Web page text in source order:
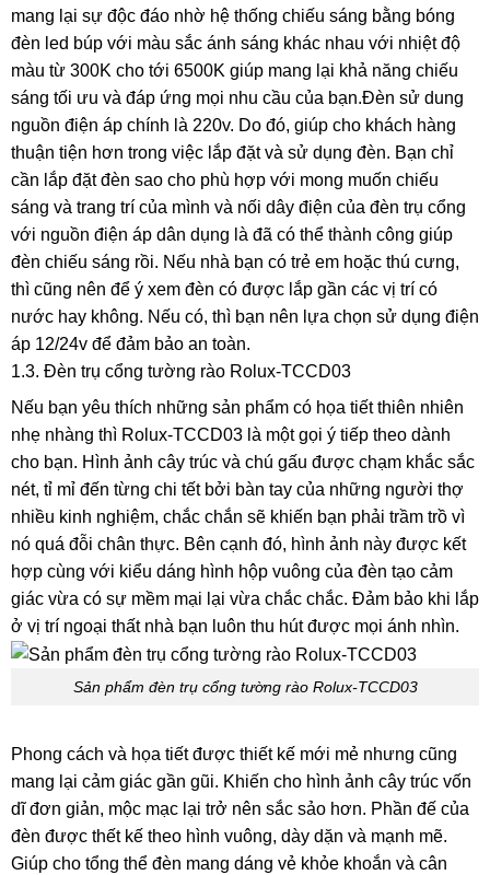
mang lại sự độc đáo nhờ hệ thống chiếu sáng bằng bóng
đèn led búp với màu sắc ánh sáng khác nhau với nhiệt độ
màu từ 300K cho tới 6500K giúp mang lại khả năng chiếu
sáng tối ưu và đáp ứng mọi nhu cầu của bạn.Đèn sử dung
nguồn điện áp chính là 220v. Do đó, giúp cho khách hàng
thuận tiện hơn trong việc lắp đặt và sử dụng đèn. Bạn chỉ
cần lắp đặt đèn sao cho phù hợp với mong muốn chiếu
sáng và trang trí của mình và nối dây điện của đèn trụ cổng
với nguồn điện áp dân dụng là đã có thể thành công giúp
đèn chiếu sáng rồi. Nếu nhà bạn có trẻ em hoặc thú cưng,
thì cũng nên để ý xem đèn có được lắp gần các vị trí có
nước hay không. Nếu có, thì bạn nên lựa chọn sử dụng điện
áp 12/24v để đảm bảo an toàn.
1.3. Đèn trụ cổng tường rào Rolux-TCCD03
Nếu bạn yêu thích những sản phẩm có họa tiết thiên nhiên
nhẹ nhàng thì Rolux-TCCD03 là một gọi ý tiếp theo dành
cho bạn. Hình ảnh cây trúc và chú gấu được chạm khắc sắc
nét, tỉ mỉ đến từng chi tết bởi bàn tay của những người thợ
nhiều kinh nghiệm, chắc chắn sẽ khiến bạn phải trầm trồ vì
nó quá đỗi chân thực. Bên cạnh đó, hình ảnh này được kết
hợp cùng với kiểu dáng hình hộp vuông của đèn tạo cảm
giác vừa có sự mềm mại lại vừa chắc chắc. Đảm bảo khi lắp
ở vị trí ngoại thất nhà bạn luôn thu hút được mọi ánh nhìn.
Sản phẩm đèn trụ cổng tường rào Rolux-TCCD03
Phong cách và họa tiết được thiết kế mới mẻ nhưng cũng
mang lại cảm giác gần gũi. Khiến cho hình ảnh cây trúc vốn
dĩ đơn giản, mộc mạc lại trở nên sắc sảo hơn. Phần đế của
đèn được thết kế theo hình vuông, dày dặn và mạnh mẽ.
Giúp cho tổng thể đèn mang dáng vẻ khỏe khoắn và cân